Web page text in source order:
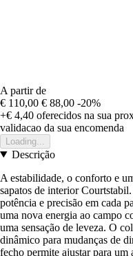
A partir de
€ 110,00 € 88,00 -20%
+€ 4,40 oferecidos na sua
validacao da sua encomenda
Loading...
Descrição
A estabilidade, o conforto e
sapatos de interior
potência e precisão em cada
uma nova energia ao campo
uma sensação de leveza. O
dinâmico para mudanças de
fecho permite ajustar para um